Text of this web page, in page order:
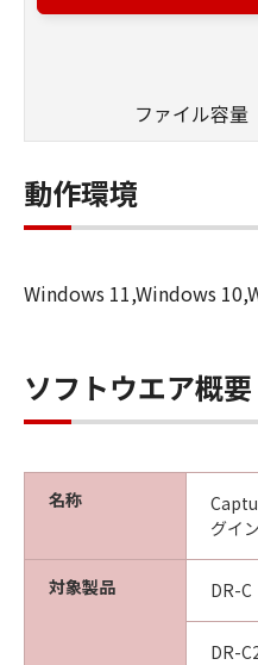
ファイル容
動作環境
Windows 11,Windows
ソフトウエア概要
名称
グイ
対象製品 DR-C
DR-